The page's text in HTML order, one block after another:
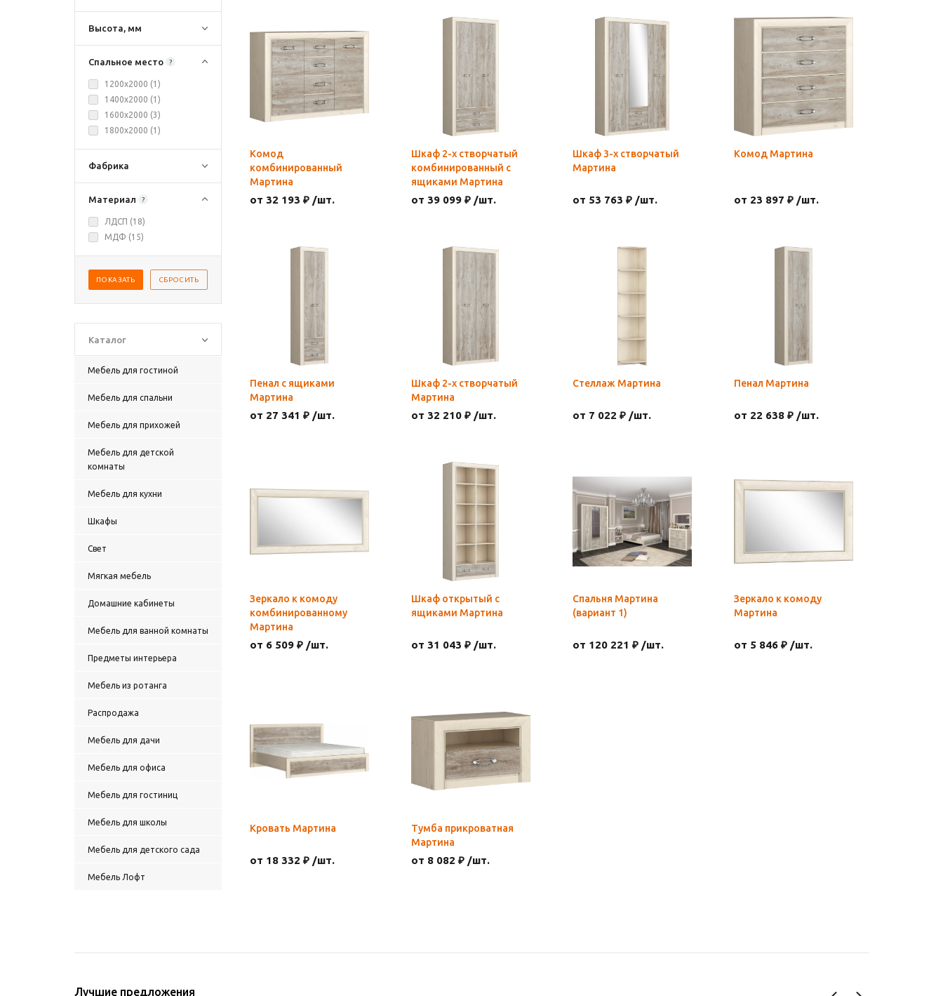
Высота, мм
Спальное место ?
1200х2000 (1 )
1400х2000 (1 )
1600х2000 (3)
1800х2000 (1 )
Фабрика
Материал ?
ЛДСП (18)
МДФ (15)
ПОКАЗАТЬ СБРОСИТЬ
Каталог
Мебель для гостиной
Мебель для спальни
Мебель для прихожей
Мебель для детской
комнаты
Мебель для кухни
Шкафы
Свет
Мягкая мебель
Домашние кабинеты
Мебель для ванной комнаты
Предметы интерьера
Мебель из ротанга
Распродажа
Мебель для дачи
Мебель для офиса
Мебель для гостиниц
Мебель для школы
Мебель для детского сада
Мебель Лофт
Комод
комбинированный
Мартина
от 32 193 ₽ /шт.
Шкаф 2-х створчатый
комбинированный с
ящиками Мартина
от 39 099 ₽ /шт.
Шкаф 3-х створчатый
Мартина
от 53 763 ₽ /шт.
Комод Мартина
от 23 897 ₽ /шт.
Пенал с ящиками
Мартина
от 27 341 ₽ /шт.
Шкаф 2-х створчатый
Мартина
от 32 210 ₽ /шт.
Стеллаж Мартина
от 7 022 ₽ /шт.
Пенал Мартина
от 22 638 ₽ /шт.
Зеркало к комоду
комбинированному
Мартина
от 6 509 ₽ /шт.
Шкаф открытый с
ящиками Мартина
от 31 043 ₽ /шт.
Спальня Мартина
(вариант 1)
от 120 221 ₽ /шт.
Зеркало к комоду
Мартина
от 5 846 ₽ /шт.
Кровать Мартина
от 18 332 ₽ /шт.
Тумба прикроватная
Мартина
от 8 082 ₽ /шт.
Лучшие предложения